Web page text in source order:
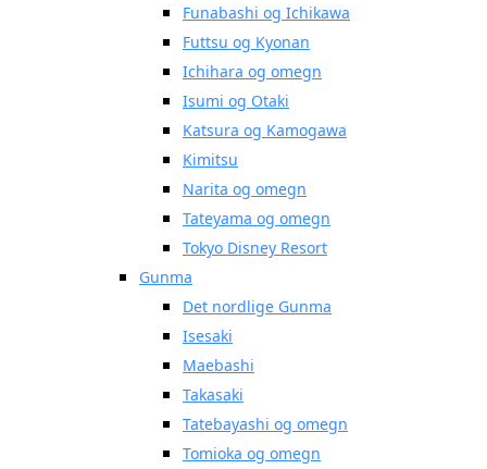
Funabashi og Ichikawa
Futtsu og Kyonan
Ichihara og omegn
Isumi og Otaki
Katsura og Kamogawa
Kimitsu
Narita og omegn
Tateyama og omegn
Tokyo Disney Resort
Gunma
Det nordlige Gunma
Isesaki
Maebashi
Takasaki
Tatebayashi og omegn
Tomioka og omegn